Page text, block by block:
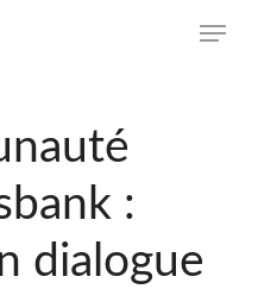
Menu
:
dialogue